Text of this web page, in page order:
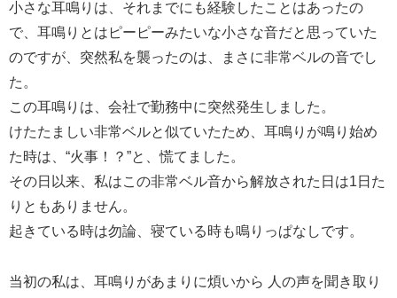
小さな耳鳴りは、それまでにも経験したことはあったの
で、耳鳴りとはピーピーみたいな小さな音だと思っていた
のですが、突然私を襲ったのは、まさに非常ベルの音でし
た。
この耳鳴りは、会社で勤務中に突然発生しました。
けたたましい非常ベルと似ていたため、耳鳴りが鳴り始め
た時は、“火事！？”と、慌てました。
その日以来、私はこの非常ベル音から解放された日は1日た
りともありません。
起きている時は勿論、寝ている時も鳴りっぱなしです。
当初の私は、耳鳴りがあまりに煩いから 人の声を聞き取り